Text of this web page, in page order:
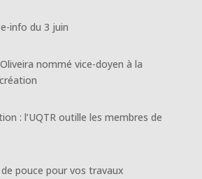
info du 3 juin
nommé vice-doyen à la
: l’UQTR outille les membres de
de pouce pour vos travaux